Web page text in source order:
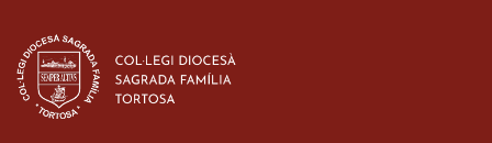
d’ESO-BSD a Irlanda
23 de març de 2026